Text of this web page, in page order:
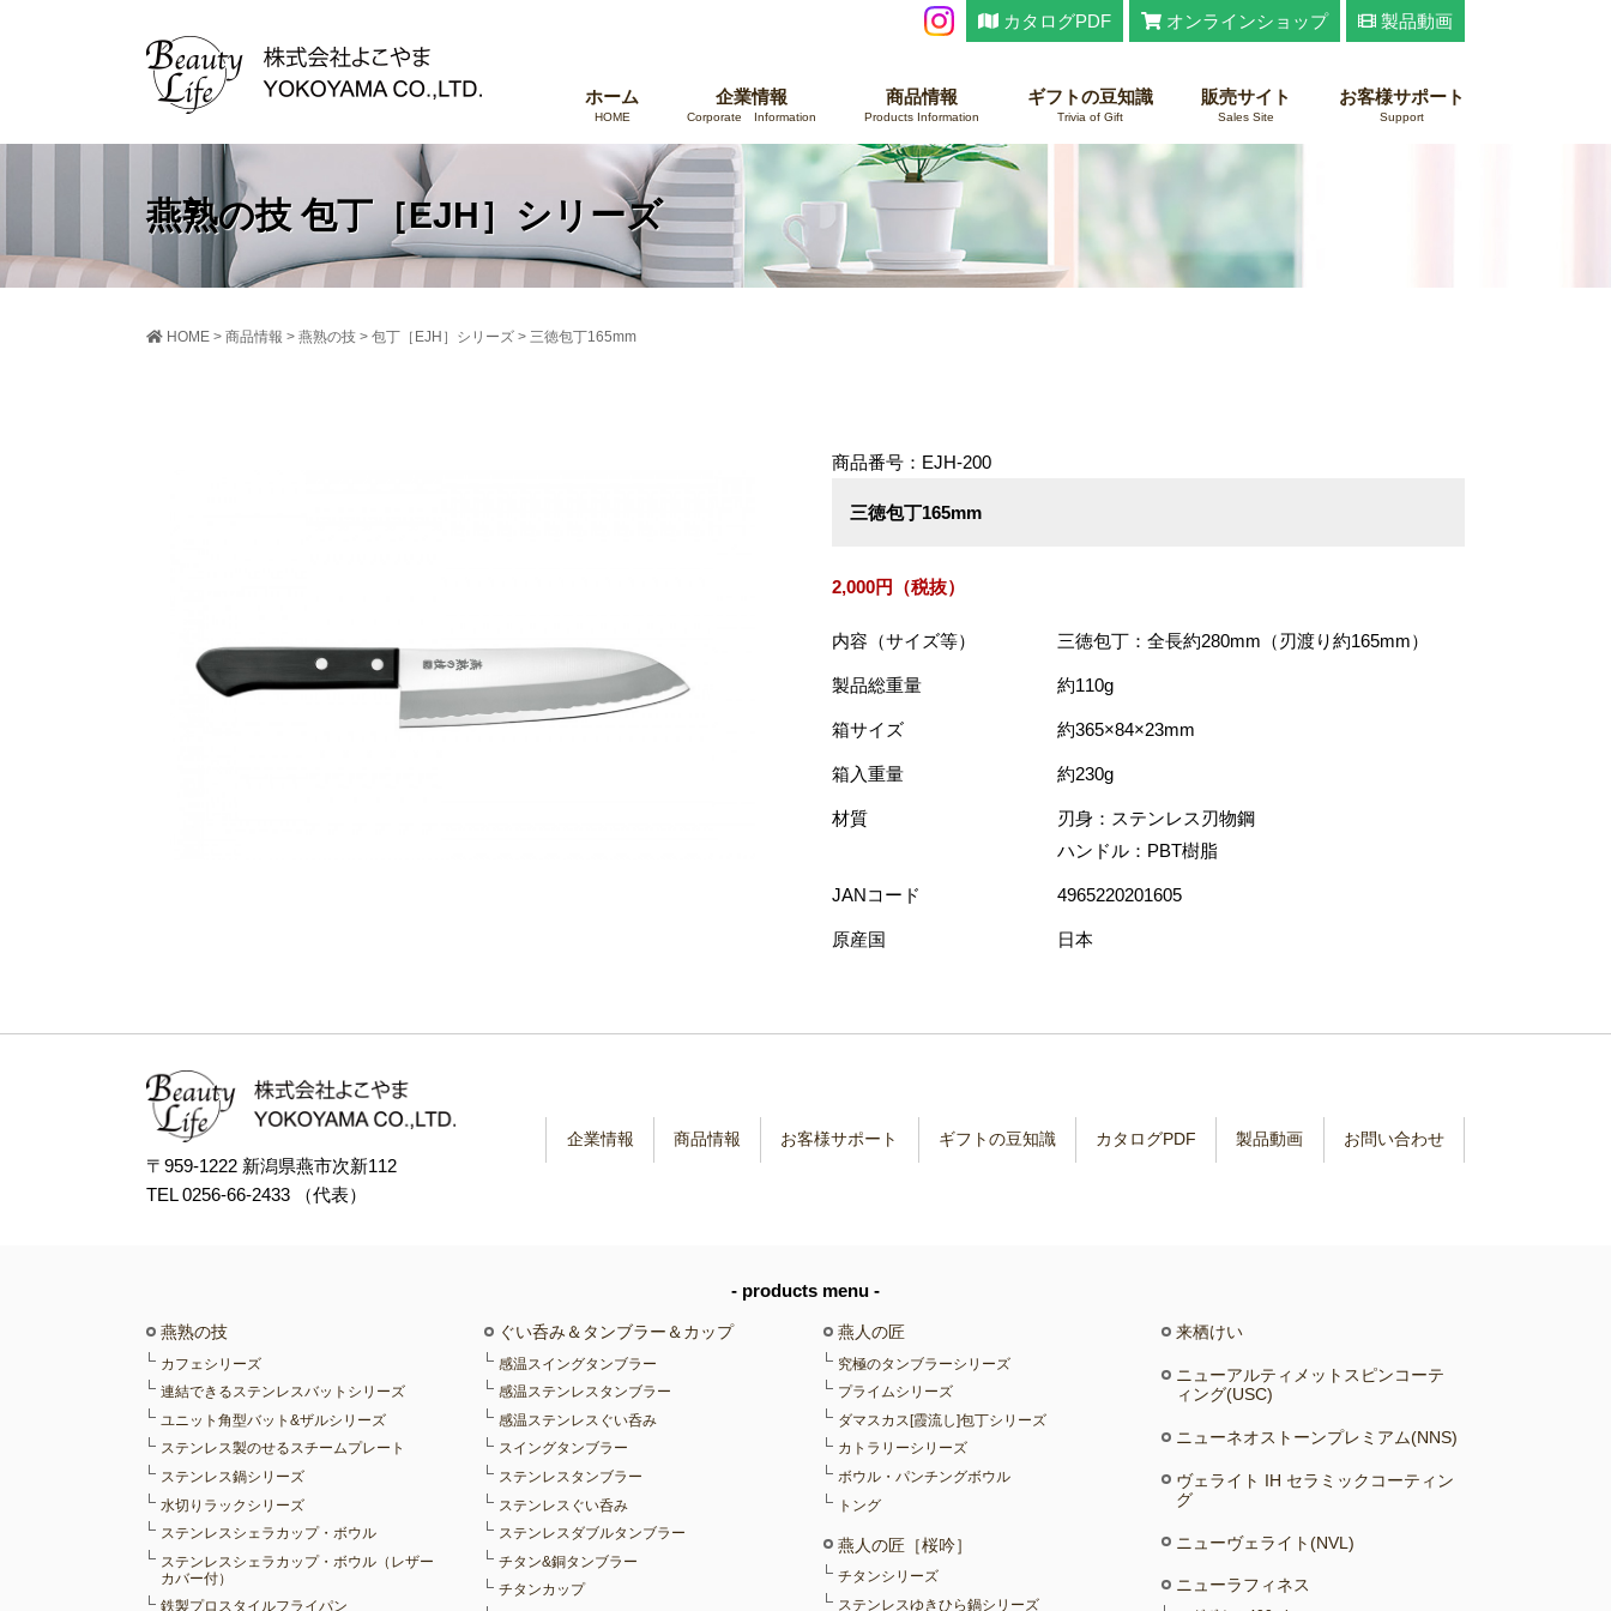
カタログPDF オンラインショップ 製品動画
ホーム
HOME
企業情報
Corporate Information
商品情報
Products Information
ギフトの豆知識
Trivia of Gift
販売サイト
Sales Site
お客様サポート
Support
燕熟の技 包丁［EJH］シリーズ
HOME > 商品情報 > 燕熟の技 > 包丁［EJH］シリーズ > 三徳包丁165mm
商品番号：EJH-200
三徳包丁165mm
2,000円（税抜）
内容（サイズ等） 三徳包丁：全長約280mm（刃渡り約165mm）
製品総重量 約110g
箱サイズ 約365×84×23mm
箱入重量 約230g
材質
刃身：ステンレス刃物鋼
ハンドル：PBT樹脂
JANコード 4965220201605
原産国 日本
〒959-1222 新潟県燕市次新112
TEL 0256-66-2433 （代表）
企業情報 商品情報 お客様サポート ギフトの豆知識 カタログPDF 製品動画 お問い合わせ
- products menu -
燕熟の技
カフェシリーズ
連結できるステンレスバットシリーズ
ユニット角型バット&ザルシリーズ
ステンレス製のせるスチームプレート
ステンレス鍋シリーズ
水切りラックシリーズ
ステンレスシェラカップ・ボウル
ステンレスシェラカップ・ボウル（レザー
カバー付）
鉄製プロスタイルフライパン
ぐい呑み＆タンブラー＆カップ
感温スイングタンブラー
感温ステンレスタンブラー
感温ステンレスぐい呑み
スイングタンブラー
ステンレスタンブラー
ステンレスぐい呑み
ステンレスダブルタンブラー
チタン&銅タンブラー
チタンカップ
燕人の匠
究極のタンブラーシリーズ
プライムシリーズ
ダマスカス[霞流し]包丁シリーズ
カトラリーシリーズ
ボウル・パンチングボウル
トング
燕人の匠［桜吟］
チタンシリーズ
ステンレスゆきひら鍋シリーズ
来栖けい
ニューアルティメットスピンコーテ
ィング(USC)
ニューネオストーンプレミアム(NNS)
ヴェライト IH セラミックコーティン
グ
ニューヴェライト(NVL)
ニューラフィネス